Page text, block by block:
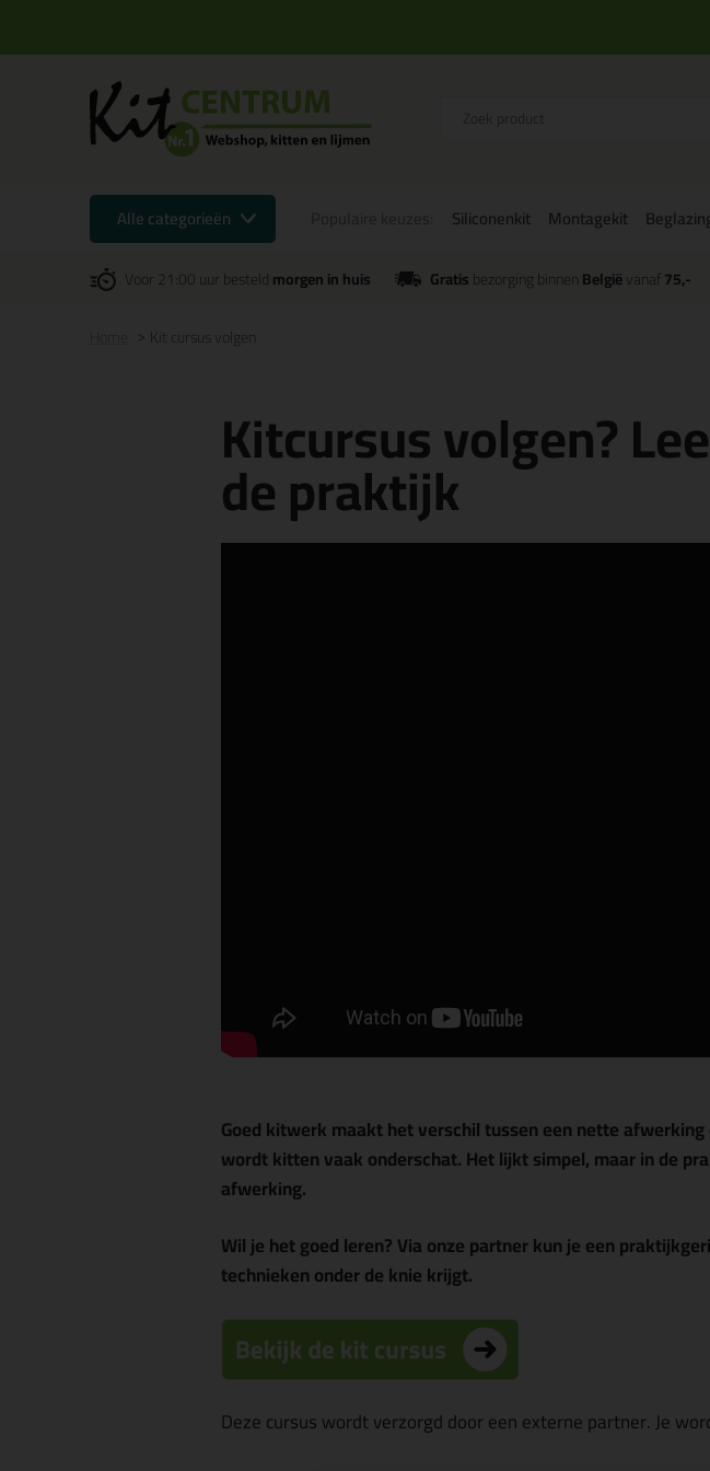
Alle categorieën Siliconenkit Montagekit
Voor 21:00 uur besteldmorgen in huis Gratisbezorging binnenBelgiëvanaf 75,-
Kit cursus volgen
Kitcursus volgen?
de praktijk
Goed kitwerk maakt het verschil tussen een nette
wordt kitten vaak onderschat. Het lijkt simpel, maar in de
afwerking.
Wil je het goed leren? Via onze partner kun je een
technieken onder de knie krijgt.
Deze cursus wordt verzorgd door een externe partner. Je